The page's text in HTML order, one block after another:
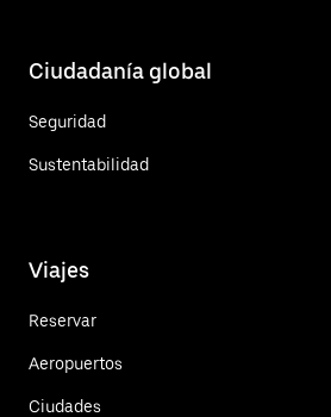
Ciudadanía global
Seguridad
Sustentabilidad
Viajes
Reservar
Aeropuertos
Ciudades